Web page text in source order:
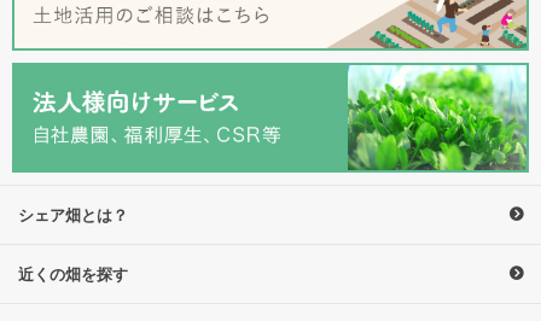
シェア畑とは？
近くの畑を探す